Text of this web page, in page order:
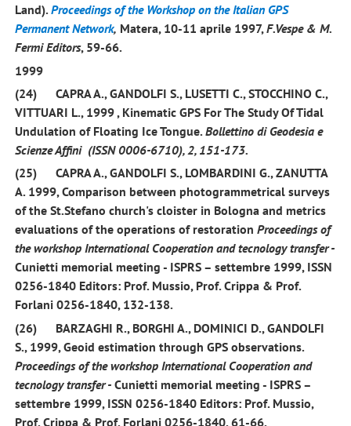
Land). Proceedings of the Workshop on the Italian GPS
Permanent Network, Matera, 10-11 aprile 1997,F.Vespe & M.
Fermi Editors, 59-66.
1999
(24)
CAPRA A.,GANDOLFI S., LUSETTI C., STOCCHINO C.,
VITTUARI L.,1999, Kinematic GPS For The Study Of Tidal
Undulation of Floating Ice Tongue. Bollettino di Geodesia e
Scienze Affini (ISSN 0006-6710),2, 151-173.
(25)
CAPRA A.,GANDOLFI S., LOMBARDINI G., ZANUTTA
A. 1999, Comparison between photogrammetrical surveys
of the St.Stefano church's cloister in Bologna and metrics
evaluations of the operations of restoration Proceedings of
the workshop International Cooperation and tecnology transfer -
Cunietti memorial meeting - ISPRS – settembre 1999, ISSN
0256-1840 Editors: Prof. Mussio, Prof. Crippa & Prof.
Forlani 0256-1840, 132-138.
(26)
BARZAGHI R., BORGHI A., DOMINICI D., GANDOLFI
S., 1999,Geoid estimation through GPS observations.
Proceedings of the workshop International Cooperation and
tecnology transfer -Cunietti memorial meeting - ISPRS –
settembre 1999, ISSN 0256-1840 Editors: Prof. Mussio,
Prof. Crippa & Prof. Forlani 0256-1840, 61-66.